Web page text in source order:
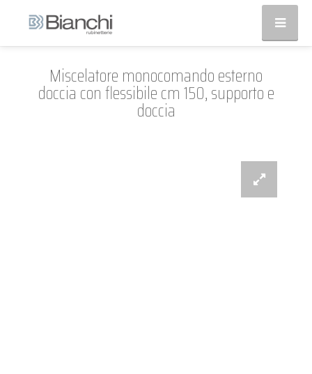
Miscelatore monocomando esterno
doccia con flessibile cm 150, supporto e
doccia